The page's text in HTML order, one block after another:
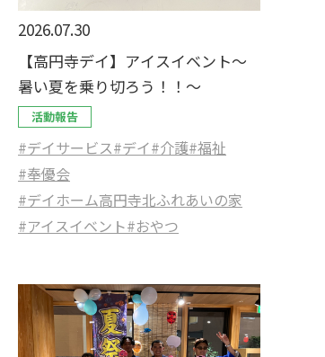
2026.07.30
【高円寺デイ】アイスイベント～
暑い夏を乗り切ろう！！～
活動報告
#デイサービス#デイ#介護#福祉
#奉優会
#デイホーム高円寺北ふれあいの家
#アイスイベント#おやつ